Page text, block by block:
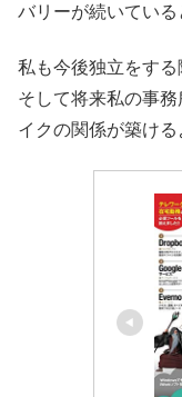
バリーが続いている
私も今後独立をする
そして将来私の事
イクの関係が築ける